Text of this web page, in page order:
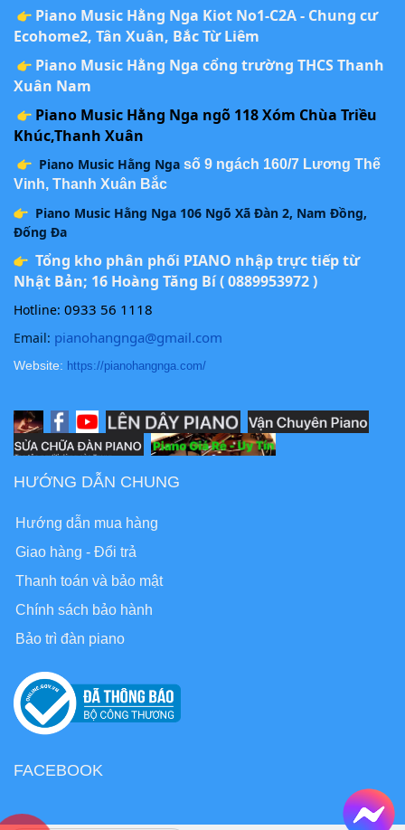
Piano Music Hằng Nga Kiot No1-C2A - Chung cư
Ecohome2, Tân Xuân, Bắc Từ Liêm
Piano Music Hằng Nga cổng trường THCS Thanh
Xuân Nam
Piano Music Hằng Nga ngõ 118 Xóm Chùa Triều
Khúc,Thanh Xuân
Piano Music Hằng Nga số 9 ngách 160/7 Lương Thế
Vinh, Thanh Xuân Bắc
Piano Music Hằng Nga 106 Ngõ Xã Đàn 2, Nam Đồng,
Đống Đa
Tổng kho phân phối PIANO nhập trực tiếp từ
Nhật Bản; 16 Hoàng Tăng Bí ( 0889953972 )
Hotline: 0933 56 1118
Email: pianohangnga@gmail.com
Website: https://pianohangnga.com/
HƯỚNG DẪN CHUNG
Hướng dẫn mua hàng
Giao hàng - Đổi trả
Thanh toán và bảo mật
Chính sách bảo hành
Bảo trì đàn piano
FACEBOOK